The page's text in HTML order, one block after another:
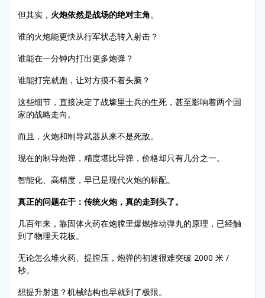
但其实， 火炮依然是战场的绝对主角。
谁的火炮能更快从行军状态转入射击？
谁能在一分钟内打出更多炮弹？
谁能打完就跑，让对方摸不着头脑？
这些细节，直接决定了战壕里士兵的生死，甚至影响着两个国
家的战略走向。
而且，火炮和制导武器从来不是死敌。
现在的制导炮弹，精度堪比导弹，价格却只有几分之一。
智能化、高精度，早已是现代火炮的标配。
真正的问题在于：传统火炮，真的走到头了。
几百年来，靠固体火药在炮膛里爆燃推动弹丸的原理，已经触
到了物理天花板。
无论怎么堆火药、提膛压，炮弹的初速很难突破 2000 米 /
秒。
想提升射速？机械结构也早就到了极限。